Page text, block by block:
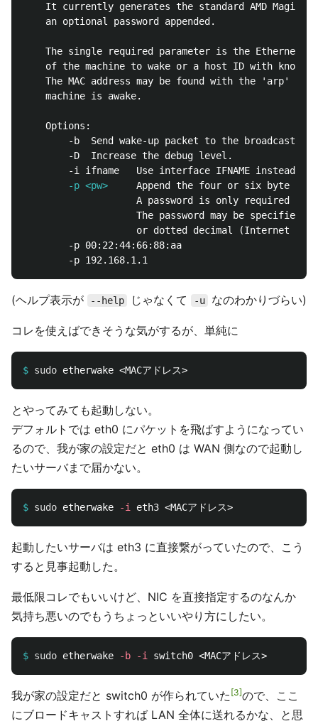
		-p <pw>
(ヘルプ表示が --help じゃなくて -u なのわかりづらい)
コレを使えばできそうな気がするが、単純に
$ sudo
とやってみても起動しない。
デフォルトでは eth0 にパケットを飛ばすようになってい
るので、我が家の設定だと eth0 は WAN 側なので起動し
たいサーバまで届かない。
$ sudo etherwake -i
起動したいサーバは eth3 に直接繋がっていたので、こう
すると見事起動した。
最低限コレでもいいけど、NIC を直接指定するのなんか
気持ち悪いのでもうちょっといいやり方にしたい。
$ sudo etherwake -b -i
我が家の設定だと switch0 が作られていた 3 ので、ここ
にブロードキャストすれば LAN 全体に送れるかな、と思